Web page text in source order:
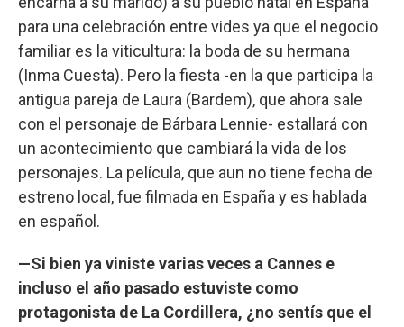
para una celebración entre vides ya que el negocio
familiar es la viticultura: la boda de su hermana
(Inma Cuesta). Pero la fiesta -en la que participa la
antigua pareja de Laura (Bardem), que ahora sale
con el personaje de Bárbara Lennie- estallará con
un acontecimiento que cambiará la vida de los
personajes. La película, que aun no tiene fecha de
estreno local, fue filmada en España y es hablada
en español.
—Si bien ya viniste varias veces a Cannes e
incluso el año pasado estuviste como
protagonista de La Cordillera, ¿no sentís que el